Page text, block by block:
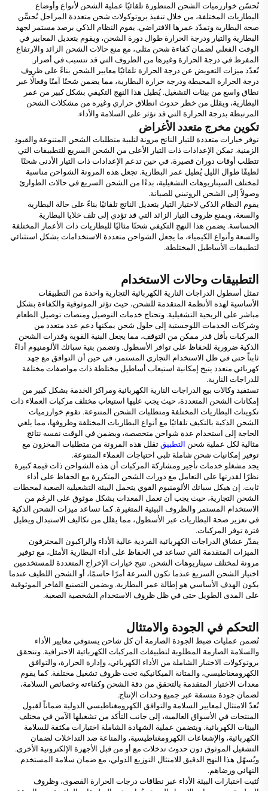
تُحسّن خوارزميات الشحن المتطورة تلقائيًا عملية الشحن لأنواع وأوضاع
البطاريات المختلفة، من خلال تنفيذ بروتوكولات شحن متعددة المراحل تُحسِّن
صحة البطارية وتمدّد عمرها الافتراضي. يقوم النظام الذكي برصد مستمر لجهد
البطارية والتيار ودرجة الحرارة طوال دورة الشحن، ويقوم بتعديل المعايير في
الوقت الفعلي لضمان كفاءة شحن مثلى، مع منع حالات الشحن الزائد والارتفاع
المفرط في درجة الحرارة وغيرها من الظروف التي قد تتسبب في أضرار.
تُعدّد ميزات التعويض عن درجة الحرارة تلقائيًا معايير الشحن بناءً على ظروف
درجة الحرارة المحيطة ودرجة حرارة البطارية، مما يضمن شحنًا آمنًا وفعالًا عبر
نطاق واسع من بيئات التشغيل. يُطيل هذا النهج التكيفي بشكل كبير من عمر
البطارية، ويقلل من خطر حدوث انطلاق حراري وغيره من مشكلات الشحن
المرتبطة بدرجة الحرارة التي قد تؤثر على السلامة والأداء.
تكوين مخرج متعدد الأغراض
توفر خيارات متعددة للتيار الناتج مرونة لتلبية متطلبات الشحن المتنوعة والقيود
الزمنية. تمكن الإعدادات ذات التيار الأعلى من الشحن السريع للتطبيقات التي
تتطلب أوقات دوران قصيرة، في حين تدعم الإعدادات ذات التيار الأدنى شحنًا
لطيفًا طوال الليل يُطيل عمر البطارية. تجعل هذه المرونة الشواحن مناسبة
لمختلف السيناريوهات التشغيلية، بدءًا من الشحن السريع في حالات الطوارئ
وصولاً إلى الشحن الروتيني للصيانة.
يقوم النظام الذكي لاختيار التيار بتعديل الناتج تلقائيًا بناءً على حالة البطارية
والسعة، ويمنع ظروف التيار الزائد التي قد تؤدي إلى تلف خلايا البطارية
الحساسة. يضمن هذا النهج التكيفي شحنًا مثاليًا للبطاريات ذات الأعمار المختلفة
والسعة وأنواع الكيمياء، ما يجعل الشواحن متعددة الاستخدامات بشكل استثنائي
لتطبيقات الأساطيل المختلطة.
التطبيقات وحالات الاستخدام
تمثل أسطول الدراجات النارية الكهربائية التجارية واحدة من التطبيقات
الأساسية لهذه الأنظمة المتقدمة للشحن، حيث تؤثر الموثوقية والكفاءة بشكل
مباشر على الربحية التشغيلية. وتحتاج خدمات التوصيل ومنصات توصيل الطعام
وشركات الخدمات اللوجستية إلى حلول شحن يمكنها دعم عدد متعدد من
المركبات بأقل قدر ممكن من التوقف، مما يجعل البنية القوية وقدرات الشحن
الذكية ضرورية للحفاظ على توافر الأسطول. وتضمن بنية سبائك الألومنيوم أداءً
ثابتاً حتى في ظل الاستخدام التجاري المستمر، في حين أن التوافق مع جهد
كهربائي متعدد يتيح إمكانية استيعاب أساطيل مختلطة ذات مواصفات مختلفة
للدراجات النارية.
تستفيد وكالات بيع الدراجات النارية الكهربائية ومراكز الخدمة بشكل كبير من
إمكانات الشحن المتعددة، حيث يجب عليها استيعاب مختلف مركبات العملاء ذات
تكوينات البطاريات المختلفة ومتطلبات الشحن المتنوعة. تقوم خوارزميات
الشحن الذكية بالتكيف تلقائيًا مع أنواع البطاريات المختلفة وظروفها، مما يلغي
الحاجة إلى استخدام عدة شواحن متخصصة، ويضمن في الوقت نفسه نتائج
مثالية لكل عملية شحن التطبيق تقلل هذه المرونة من متطلبات المخزون مع
توفير إمكانيات شحن شاملة تلبي احتياجات العملاء المتنوعة.
يجد مشغلو خدمات تأجير ومشاركة المركبات أن هذه الشواحن ذات قيمة كبيرة
نظرًا لقدرتها على التعامل مع دورات الشحن المتكررة مع الحفاظ على أداء
ثابت. إن هيكل سبائك الألومنيوم القوي يتحمل البيئة التشغيلية الصعبة لمحطات
الشحن التجارية، حيث يجب أن تعمل المعدات بشكل موثوق على الرغم من
الاستخدام المستمر والظروف البيئية المتغيرة. كما تساعد ميزات الشحن الذكية
في تعزيز صحة البطاريات عبر الأسطول، مما يقلل من تكاليف الاستبدال ويطيل
فترة توفر المركبات.
يقدّر عشاق الدراجات الكهربائية الفردية عالية الأداء والراكبون المحترفون
الميزات المتقدمة التي تساعد في الحفاظ على أداء البطارية الأمثل، مع توفير
مرونة لمختلف سيناريوهات الشحن. تتيح خيارات الإخراج المتعددة للمستخدمين
اختيار الشحن السريع عندما تكون السرعة أمرًا حاسمًا، أو الشحن اللطيف عندما
يكون الهدف الأساسي هو إطالة عمر البطارية. ويضمن التصنيع الفاخر الموثوقية
على المدى الطويل حتى في ظل ظروف الاستخدام الشخصية الصعبة.
التحكم في الجودة والامتثال
تُضمن عمليات ضبط الجودة الصارمة أن كل شاحن يستوفي معايير الأداء
والسلامة الصارمة المطلوبة لتطبيقات المركبات الكهربائية الاحترافية. وتتحقق
بروتوكولات الاختبار الشاملة من الأداء الكهربائي، وإدارة الحرارة، والتوافق
الكهرومغناطيسي، والمتانة الميكانيكية تحت ظروف تشغيل مختلفة. كما يقوم
معدات الاختبار المتقدمة بالتحقق من دقة الشحن وكفاءته وخصائص السلامة،
لضمان جودة متسقة عبر جميع وحدات الإنتاج.
تُعدّ الامتثال لمعايير السلامة والتوافق الكهرومغناطيسي الدولية ضماناً لقبول
المنتجات في الأسواق العالمية، إلى جانب التأكد من تشغيلها الآمن في مختلف
البيئات الكهربائية. ويتضمن عملية الشهادة الشاملة اختبارات مكثفة للسلامة
الكهربائية، والإشعاعات الكهرومغناطيسية، والمناعة ضد التداخلات لضمان
التشغيل الموثوق دون حدوث تدخلات مع أو من قبل الأجهزة الإلكترونية الأخرى.
ويُسهّل هذا النهج الدقيق للامتثال التوزيع الدولي، مع ضمان سلامة المستخدم
النهائي ورضاهم.
تُثبت اختبارات البيئة الأداء عبر نطاقات درجات الحرارة القصوى، وظروف